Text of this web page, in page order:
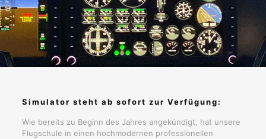
Simulator steht ab sofort zur Verfügung:
Wie bereits zu Beginn des Jahres angekündigt, hat unsere
Flugschule in einen hochmodernen professionellen